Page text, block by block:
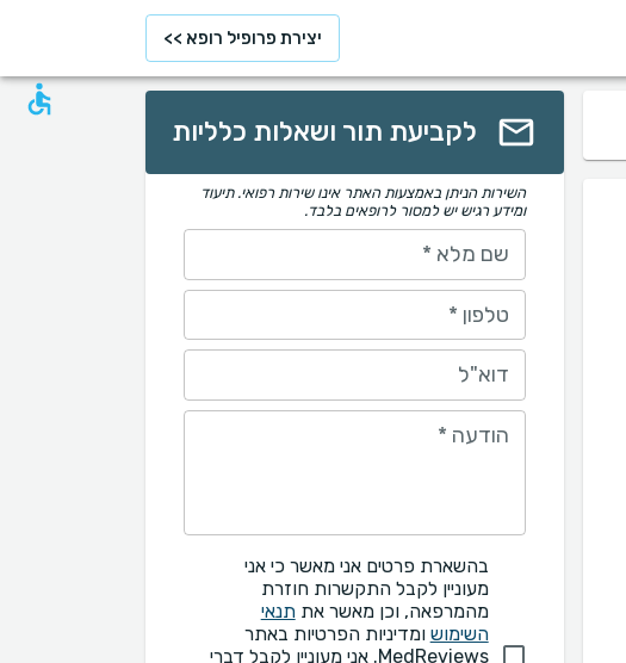
יצירת פרופיל רופא >>
לקביעת תור ושאלות כלליות
השירות הניתן באמצעות האתר אינו שירות רפואי. תיעוד
ומידע רגיש יש למסור לרופאים בלבד.
שם מלא *
טלפון *
דוא"ל
הודעה *
בהשארת פרטים אני מאשר כי אני
מעוניין לקבל התקשרות חוזרת
מהמרפאה, וכן מאשר אתתנאי
השימוש ומדיניות הפרטיות באתר
MedReviews. אני מעוניין לקבל דברי